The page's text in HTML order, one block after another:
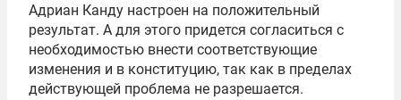
Адриан Канду настроен на положительный
результат. А для этого придется согласиться с
необходимостью внести соответствующие
изменения и в конституцию, так как в пределах
действующей проблема не разрешается.